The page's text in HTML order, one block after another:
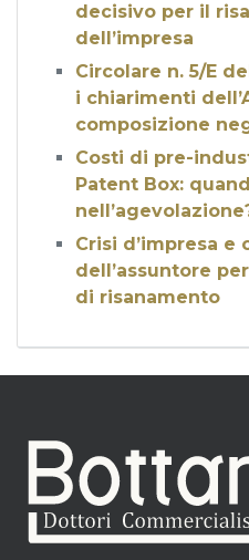
decisivo per il
dell’impresa
Circolare n. 5/E
i chiarimenti
composizione
Costi di pre-
Patent Box:
Crisi d’impresa
dell’assuntore
di risanamento